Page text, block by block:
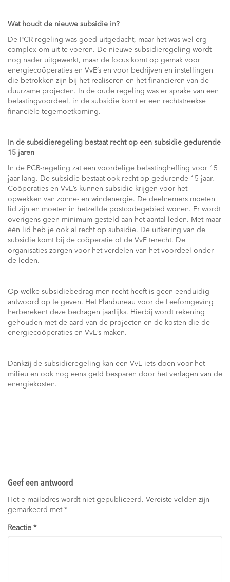
Wat houdt de nieuwe subsidie in?
De PCR-regeling was goed uitgedacht, maar het was wel erg
complex om uit te voeren. De nieuwe subsidieregeling wordt
nog nader uitgewerkt, maar de focus komt op gemak voor
energiecoöperaties en VvE’s en voor bedrijven en instellingen
die betrokken zijn bij het realiseren en het financieren van de
duurzame projecten. In de oude regeling was er sprake van een
belastingvoordeel, in de subsidie komt er een rechtstreekse
financiële tegemoetkoming.
In de subsidieregeling bestaat recht op een subsidie gedurende
15 jaren
In de PCR-regeling zat een voordelige belastingheffing voor 15
jaar lang. De subsidie bestaat ook recht op gedurende 15 jaar.
Coöperaties en VvE’s kunnen subsidie krijgen voor het
opwekken van zonne- en windenergie. De deelnemers moeten
lid zijn en moeten in hetzelfde postcodegebied wonen. Er wordt
overigens geen minimum gesteld aan het aantal leden. Met maar
één lid heb je ook al recht op subsidie. De uitkering van de
subsidie komt bij de coöperatie of de VvE terecht. De
organisaties zorgen voor het verdelen van het voordeel onder
de leden.
Op welke subsidiebedrag men recht heeft is geen eenduidig
antwoord op te geven. Het Planbureau voor de Leefomgeving
herberekent deze bedragen jaarlijks. Hierbij wordt rekening
gehouden met de aard van de projecten en de kosten die de
energiecoöperaties en VvE’s maken.
Dankzij de subsidieregeling kan een VvE iets doen voor het
milieu en ook nog eens geld besparen door het verlagen van de
energiekosten.
Geef een antwoord
Het e-mailadres wordt niet gepubliceerd. Vereiste velden zijn
gemarkeerd met *
Reactie *